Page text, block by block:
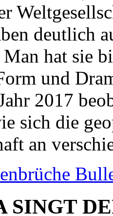
deutlich
hat sie
und
2017
sich die
an
SINGT